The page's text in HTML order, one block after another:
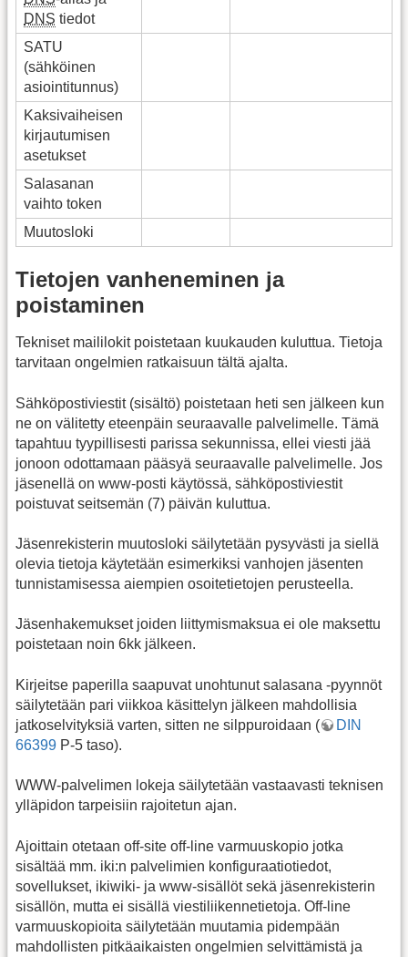
DNS tiedot
SATU
(sähköinen
asiointitunnus)
Kaksivaiheisen
kirjautumisen
asetukset
Salasanan
vaihto token
Muutosloki
Tietojen vanheneminen ja
poistaminen
Tekniset maililokit poistetaan kuukauden kuluttua. Tietoja
tarvitaan ongelmien ratkaisuun tältä ajalta.
Sähköpostiviestit (sisältö) poistetaan heti sen jälkeen kun
ne on välitetty eteenpäin seuraavalle palvelimelle. Tämä
tapahtuu tyypillisesti parissa sekunnissa, ellei viesti jää
jonoon odottamaan pääsyä seuraavalle palvelimelle. Jos
jäsenellä on www-posti käytössä, sähköpostiviestit
poistuvat seitsemän (7) päivän kuluttua.
Jäsenrekisterin muutosloki säilytetään pysyvästi ja siellä
olevia tietoja käytetään esimerkiksi vanhojen jäsenten
tunnistamisessa aiempien osoitetietojen perusteella.
Jäsenhakemukset joiden liittymismaksua ei ole maksettu
poistetaan noin 6kk jälkeen.
Kirjeitse paperilla saapuvat unohtunut salasana -pyynnöt
säilytetään pari viikkoa käsittelyn jälkeen mahdollisia
jatkoselvityksiä varten, sitten ne silppuroidaan (
DIN
66399 P-5 taso).
WWW-palvelimen lokeja säilytetään vastaavasti teknisen
ylläpidon tarpeisiin rajoitetun ajan.
Ajoittain otetaan off-site off-line varmuuskopio jotka
sisältää mm. iki:n palvelimien konfiguraatiotiedot,
sovellukset, ikiwiki- ja www-sisällöt sekä jäsenrekisterin
sisällön, mutta ei sisällä viestiliikennetietoja. Off-line
varmuuskopioita säilytetään muutamia pidempään
mahdollisten pitkäaikaisten ongelmien selvittämistä ja